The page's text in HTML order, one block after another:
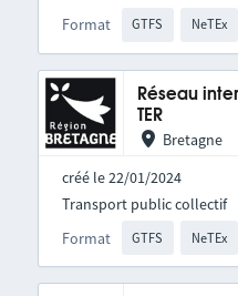
Format GTFS NeTEx
Réseau
TER
Bretagne
créé le 22/01/2024
Format GTFS NeTEx
Transport public collectif